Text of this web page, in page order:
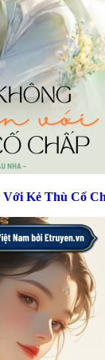
Kẻ Thù Cố